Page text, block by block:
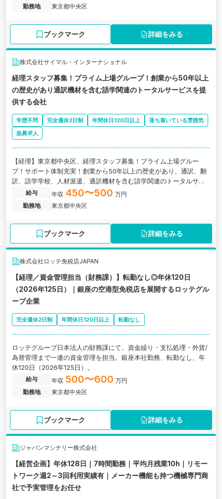
勤務地
東京都中央区
ブックマーク 詳細をみる
株式会社サイマル・インターナショナル
経理スタッフ募集！プライム上場グループ！創業から50年以上
の歴史があり通訳機材を含む語学関連のトータルサービスを提
供する会社
学歴不問 完全週休2日制 年間休日120日以上
落ち着いている雰囲気
急募求人
【経理】東京都中央区、経理スタッフ募集！プライム上場グルー
プ！サポート体制充実！創業から50年以上の歴史があり、通訳、翻
訳、語学学校、人材派遣、通訳機材を含む語学関連のトータルサー
ビスを提供する会社の求人です。
給与 年収 450〜500 万円
勤務地
東京都中央区
ブックマーク 詳細をみる
株式会社ロッテ免税店JAPAN
【経理／資金管理担当（財務課）】転勤なし◎年休120日
（2026年125日）｜銀座の空港型免税店を展開するロッテグル
ープ企業
完全週休2日制 年間休日120日以上 転勤なし
ロッテグループ日本法人の財務課にて、資金繰り・支払処理・外貨/
為替管理まで一連の資金管理を担当。銀座本社勤務、転勤なし、年
休120日（2026年125日）。
給与 年収 500〜600 万円
勤務地
東京都中央区
ブックマーク 詳細をみる
ジャパンマシナリー株式会社
【経営企画】年休128日｜7時間勤務｜平均月残業10h｜リモー
トワーク週2～3回利用実績有｜メーカー機能も持つ機械専門商
社で予実管理をお任せ